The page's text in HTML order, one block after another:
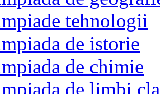
tehnologii
de istorie
de chimie
de limbi